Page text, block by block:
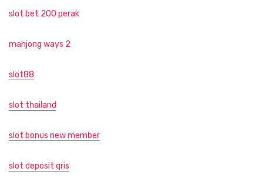
slot bet 200 perak
mahjong ways 2
slot88
slot thailand
slot bonus new member
slot deposit qris